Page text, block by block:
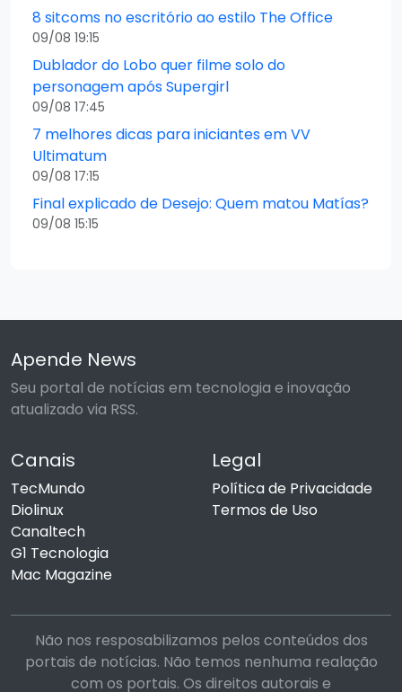
8 sitcoms no escritório ao estilo The Office
09/08 19:15
Dublador do Lobo quer filme solo do
personagem após Supergirl
09/08 17:45
7 melhores dicas para iniciantes em VV
Ultimatum
09/08 17:15
Final explicado de Desejo: Quem matou Matías?
09/08 15:15
Apende News
Seu portal de notícias em tecnologia e inovação
atualizado via RSS.
Canais
TecMundo
Diolinux
Canaltech
G1 Tecnologia
Mac Magazine
Legal
Política de Privacidade
Termos de Uso
Não nos resposabilizamos pelos conteúdos dos
portais de notícias. Não temos nenhuma realação
com os portais. Os direitos autorais e